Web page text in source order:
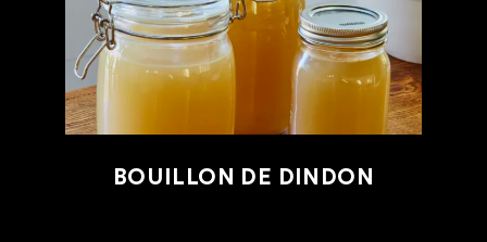
BOUILLON DE DINDON